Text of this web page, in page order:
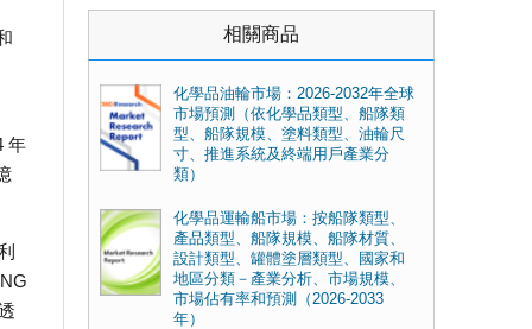
年
相關商品
化學品油輪市場：2026-2032年全球
市場預測（依化學品類型、船隊類
型、船隊規模、塗料類型、油輪尺
寸、推進系統及終端用戶產業分
類）
化學品運輸船市場：按船隊類型、
產品類型、船隊規模、船隊材質、
設計類型、罐體塗層類型、國家和
地區分類－產業分析、市場規模、
市場佔有率和預測（2026-2033
年）